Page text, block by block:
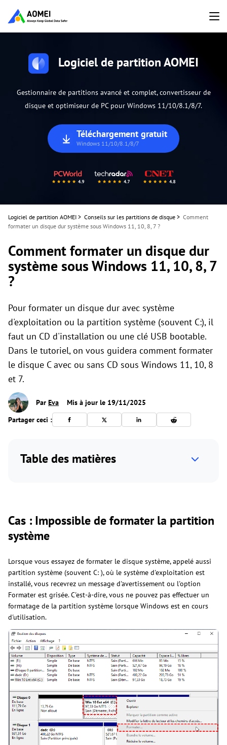
Logiciel de partition AOMEI
Gestionnaire de partitions avancé et complet, convertisseur de
disque et optimiseur de PC pour Windows 11/10/8.1/8/7.
Téléchargement gratuit
Windows 11/10/8.1/8/7
Logiciel de partition AOMEI > Conseils sur les partitions de disque > Comment
formater un disque dur système sous Windows 11, 10, 8, 7 ?
Comment formater un disque dur
système sous Windows 11, 10, 8, 7
?
Pour formater un disque dur avec système
d'exploitation ou la partition système (souvent C:), il
faut un CD d'installation ou une clé USB bootable.
Dans le tutoriel, on vous guidera comment formater
le disque C avec ou sans CD sous Windows 11, 10, 8
et 7.
Par Eva
Mis à jour le 19/11/2025
Partager ceci :
Table des matières
Cas : Impossible de formater la partition
système
Lorsque vous essayez de formater le disque système, appelé aussi
partition système (souvent C: ), où le système d'exploitation est
installé, vous recevrez un message d'avertissement ou l'option
Formater est grisée. C'est-à-dire, vous ne pouvez pas effectuer un
formatage de la partition système lorsque Windows est en cours
d'utilisation.